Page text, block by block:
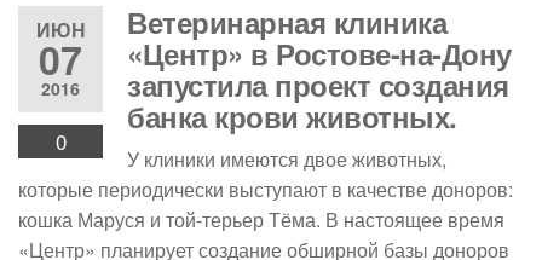
ИЮН
07
2016
0
Ветеринарная клиника
«Центр» в Ростове-на-Дону
запустила проект создания
банка крови животных.
У клиники имеются двое животных,
которые периодически выступают в качестве доноров:
кошка Маруся и той-терьер Тёма. В настоящее время
«Центр» планирует создание обширной базы доноров